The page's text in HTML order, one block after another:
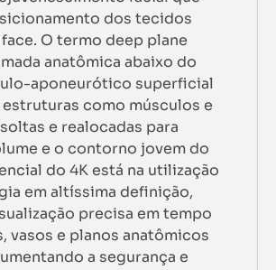
dos tecidos
O termo deep plane
anatômica abaixo do
aponeurótico superficial
estruturas como músculos e
e realocadas para
e o contorno jovem do
do 4K está na utilização
em altíssima definição,
precisa em tempo
vasos e planos anatômicos
a segurança e